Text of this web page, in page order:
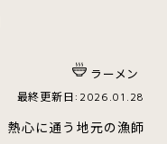
てのカテゴリをみる
ラーメン
最終更新日:2026.01.28
熱心に通う地元の漁師